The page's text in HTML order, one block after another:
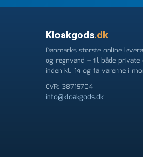
Kloakgods.dk
Danmarks største online
og regnvand – til både
inden kl. 14 og få varerne i
CVR: 38715704
info@kloakgods.dk